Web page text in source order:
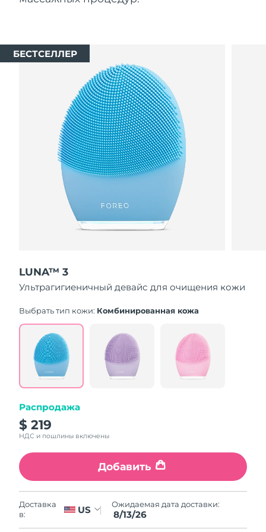
БЕСТСЕЛЛЕР
LUNA™ 3
Ультрагигиеничный девайс для очищения кожи
Выбрать тип кожи: Комбинированная кожа
Распродажа
$ 219
НДС и пошлины включены
Добавить
Доставка
в:
US Ожидаемая дата доставки:
8/13/26